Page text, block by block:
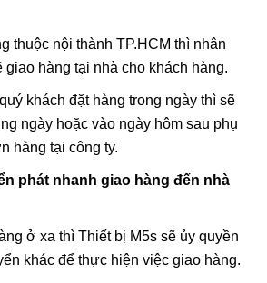
thuộc nội thành TP.HCM thì nhân
giao hàng tại nhà cho khách hàng.
khách đặt hàng trong ngày thì sẽ
ngày hoặc vào ngày hôm sau phụ
hàng tại công ty.
phát nhanh giao hàng đến nhà
ở xa thì Thiết bị M5s sẽ ủy quyền
khác để thực hiện việc giao hàng.